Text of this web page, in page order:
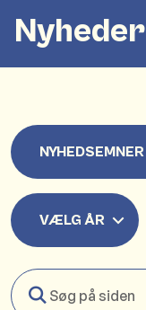
Nyheder
NYHEDSEMNER
VÆLG ÅR